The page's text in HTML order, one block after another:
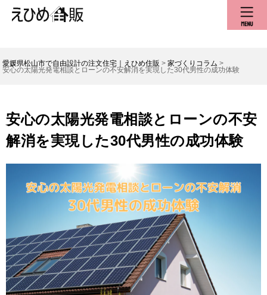
愛媛県松山市で自由設計の注文住宅｜えひめ住販 >家づくりコラム >
安心の太陽光発電相談とローンの不安解消を実現した30代男性の成功体験
安心の太陽光発電相談とローンの不安
解消を実現した30代男性の成功体験